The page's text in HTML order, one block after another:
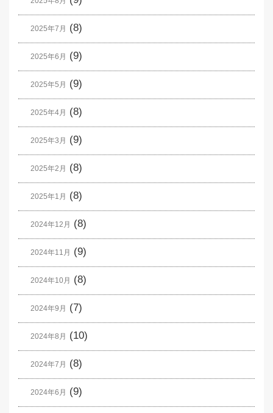
2025年7月 (8)
2025年6月 (9)
2025年5月 (9)
2025年4月 (8)
2025年3月 (9)
2025年2月 (8)
2025年1月 (8)
2024年12月 (8)
2024年11月 (9)
2024年10月 (8)
2024年9月 (7)
2024年8月 (10)
2024年7月 (8)
2024年6月 (9)